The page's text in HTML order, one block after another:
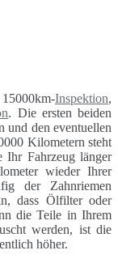
Inspektion,
. Die ersten beiden
und den eventuellen
Kilometern steht
Ihr Fahrzeug länger
wieder Ihrer
der Zahnriemen
dass Ölfilter oder
die Teile in Ihrem
werden, ist die
höher.